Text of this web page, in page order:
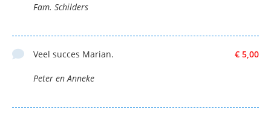
Fam. Schilders
€ 5,00
Veel succes Marian.
Peter en Anneke